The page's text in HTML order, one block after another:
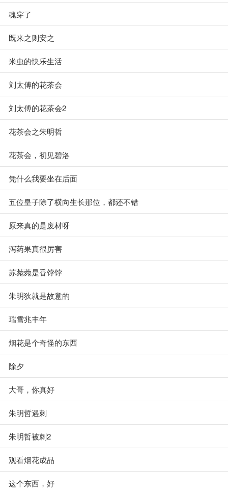
魂穿了
既来之则安之
米虫的快乐生活
刘太傅的花茶会
刘太傅的花茶会2
花茶会之朱明哲
花茶会，初见碧洛
凭什么我要坐在后面
五位皇子除了横向生长那位，都还不错
原来真的是废材呀
泻药果真很厉害
苏菀菀是香饽饽
朱明狄就是故意的
瑞雪兆丰年
烟花是个奇怪的东西
除夕
大哥，你真好
朱明哲遇刺
朱明哲被刺2
观看烟花成品
这个东西，好